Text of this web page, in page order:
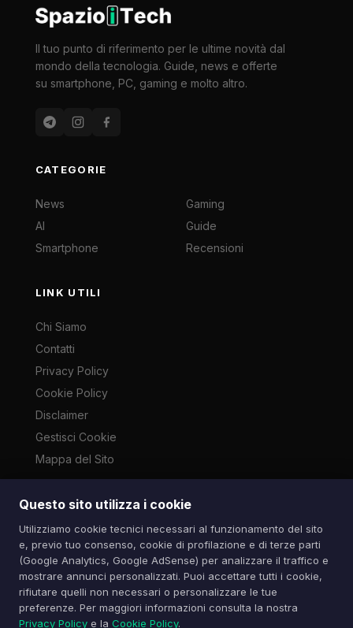
Questo sito utilizza i cookie
Utilizziamo cookie tecnici necessari al funzionamento del sito
e, previo tuo consenso, cookie di profilazione e di terze parti
(Google Analytics, Google AdSense) per analizzare il traffico e
mostrare annunci personalizzati. Puoi accettare tutti i cookie,
rifiutare quelli non necessari o personalizzare le tue
preferenze. Per maggiori informazioni consulta la nostra
Privacy Policy e la Cookie Policy.
Il tuo punto di riferimento per le ultime novità dal
mondo della tecnologia. Guide, news e offerte
su smartphone, PC, gaming e molto altro.
CATEGORIE
News
AI
Smartphone
Gaming
Guide
Recensioni
LINK UTILI
Chi Siamo
Contatti
Privacy Policy
Cookie Policy
Disclaimer
Gestisci Cookie
Mappa del Sito
Le immagini presenti su questo sito sono di proprietà dei
cronaca ai sensi dell'art. 70 L. 633/1941. Contatti:
info@spazioitech.it
© 2026 Spazio iTech — Seven Trade SRLS — P.IVA:
04077740985